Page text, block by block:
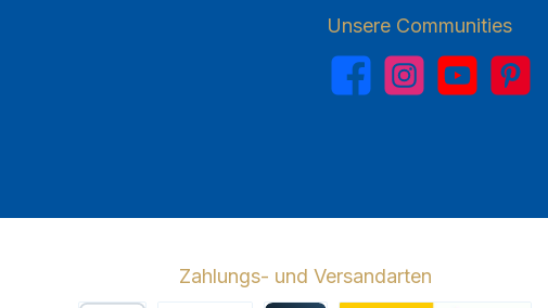
Unsere Communities
FacebookInstagramYouTubePinterest
Zahlungs- und Versandarten